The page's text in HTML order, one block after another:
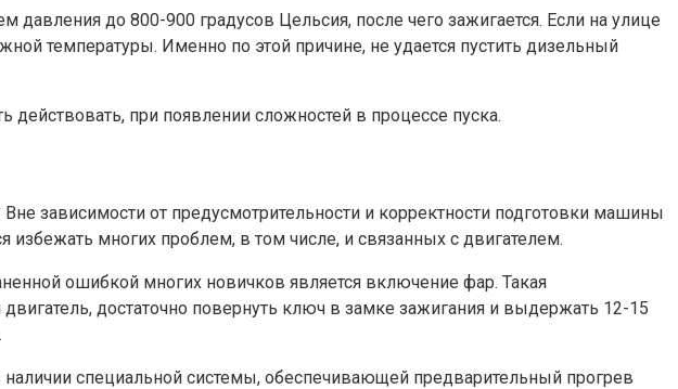
до 800-900 градусов Цельсия, после чего зажигается. Если на улице
температуры. Именно по этой причине, не удается пустить дизельный
при появлении сложностей в процессе пуска.
зависимости от предусмотрительности и корректности подготовки машины
многих проблем, в том числе, и связанных с двигателем.
ошибкой многих новичков является включение фар. Такая
достаточно повернуть ключ в замке зажигания и выдержать 12-15
специальной системы, обеспечивающей предварительный прогрев